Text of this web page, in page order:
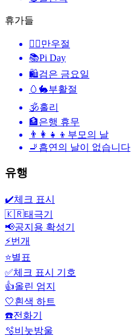
휴가들
🙆‍♂️만우절
📚Pi Day
🛍검은 금요일
🥚🐇부활절
🕉홀리
🏦은행 휴무
👨‍👩‍👧‍👦 부모의 날
🚬 흡연의 날이 없습니다
유행
✔️체크 표시
🇰🇷태극기
📢공지용 확성기
⚡번개
⭐별표
✅체크 표시 기호
👍올린 엄지
🤍흰색 하트
☎️전화기
🫧비눗방울